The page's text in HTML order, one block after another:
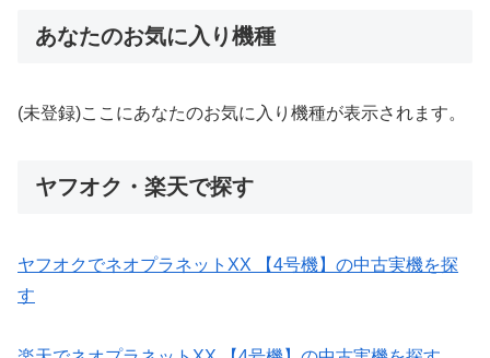
あなたのお気に入り機種
(未登録)ここにあなたのお気に入り機種が表示されます。
ヤフオク・楽天で探す
ヤフオクでネオプラネットXX 【4号機】の中古実機を探
す